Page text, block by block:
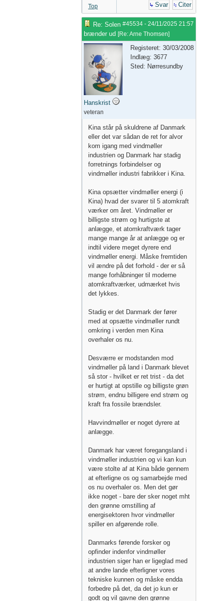
Top Svar Citer
#45534 - 24/11/2025 21:57
Re: Solen
brænder ud [Re: Arne Thomsen]
Hanskrist
veteran
Registeret: 30/03/2008
Indlæg: 3677
Sted: Nørresundby
Kina står på skuldrene af Danmark
eller det var sådan de ret for alvor
kom igang med vindmøller
industrien og Danmark har stadig
forretnings forbindelser og
vindmøller industri fabrikker i Kina.
Kina opsætter vindmøller energi (i
Kina) hvad der svarer til 5 atomkraft
værker om året. Vindmøller er
billigste strøm og hurtigste at
anlægge, et atomkraftværk tager
mange mange år at anlægge og er
indtil videre meget dyrere end
vindmøller energi. Måske fremtiden
vil ændre på det forhold - der er så
mange forhåbninger til moderne
atomkraftværker, udmærket hvis
det lykkes.
Stadig er det Danmark der fører
med at opsætte vindmøller rundt
omkring i verden men Kina
overhaler os nu.
Desværre er modstanden mod
vindmøller på land i Danmark blevet
så stor - hvilket er ret trist - da det
er hurtigt at opstille og billigste grøn
strøm, endnu billigere end strøm og
kraft fra fossile brændsler.
Havvindmøller er noget dyrere at
anlægge.
Danmark har været foregangsland i
vindmøller industrien og vi kan kun
være stolte af at Kina både gennem
at efterligne os og samarbejde med
os nu overhaler os. Men det gør
ikke noget - bare der sker noget mht
den grønne omstilling af
energisektoren hvor vindmøller
spiller en afgørende rolle.
Danmarks førende forsker og
opfinder indenfor vindmøller
industrien siger han er ligeglad med
at andre lande efterligner vores
tekniske kunnen og måske endda
forbedre på det, da det jo kun er
godt og vil gavne den grønne